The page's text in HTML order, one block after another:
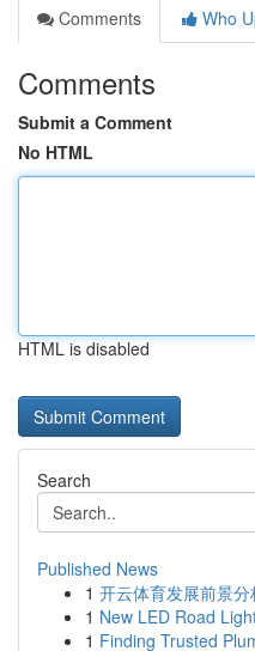
Comments
Who
Comments
Submit a Comment
No HTML
HTML is disabled
Search
Published News
1 开云体育发展前景分
1 New LED Road
1 Finding Trusted